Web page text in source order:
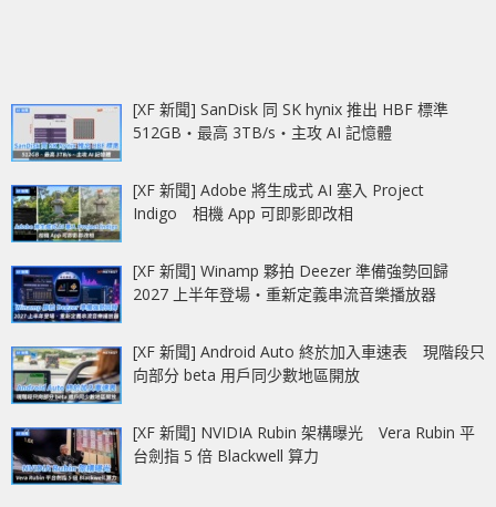
[XF 新聞] SanDisk 同 SK hynix 推出 HBF 標準
512GB‧最高 3TB/s‧主攻 AI 記憶體
[XF 新聞] Adobe 將生成式 AI 塞入 Project
Indigo 相機 App 可即影即改相
[XF 新聞] Winamp 夥拍 Deezer 準備強勢回歸
2027 上半年登場‧重新定義串流音樂播放器
[XF 新聞] Android Auto 終於加入車速表 現階段只
向部分 beta 用戶同少數地區開放
[XF 新聞] NVIDIA Rubin 架構曝光 Vera Rubin 平
台劍指 5 倍 Blackwell 算力